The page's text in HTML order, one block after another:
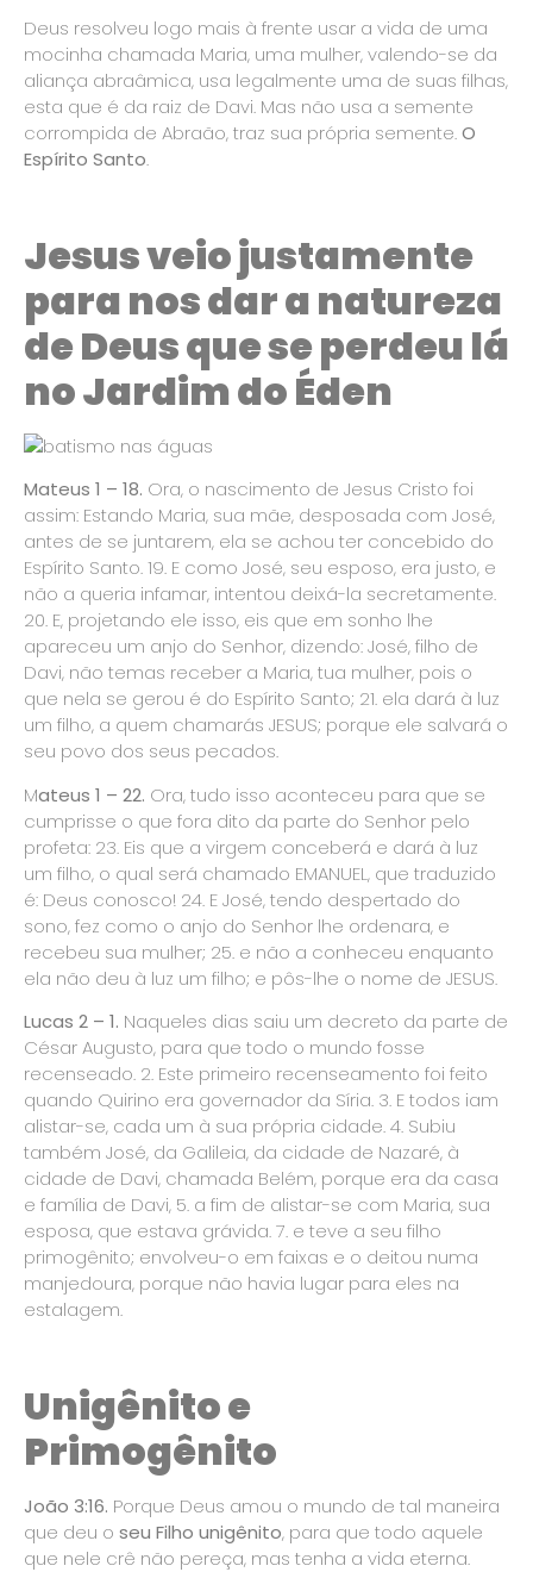
Deus resolveu logo mais à frente usar a vida de uma
mocinha chamada Maria, uma mulher, valendo-se da
aliança abraâmica, usa legalmente uma de suas filhas,
esta que é da raiz de Davi. Mas não usa a semente
corrompida de Abraão, traz sua própria semente.O
Espírito Santo.
Jesus veio justamente
para nos dar a natureza
de Deus que se perdeu lá
no Jardim do Éden
Mateus 1 – 18. Ora, o nascimento de Jesus Cristo foi
assim: Estando Maria, sua mãe, desposada com José,
antes de se juntarem, ela se achou ter concebido do
Espírito Santo. 19. E como José, seu esposo, era justo, e
não a queria infamar, intentou deixá-la secretamente.
20. E, projetando ele isso, eis que em sonho lhe
apareceu um anjo do Senhor, dizendo: José, filho de
Davi, não temas receber a Maria, tua mulher, pois o
que nela se gerou é do Espírito Santo; 21. ela dará à luz
um filho, a quem chamarás JESUS; porque ele salvará o
seu povo dos seus pecados.
Mateus 1 – 22. Ora, tudo isso aconteceu para que se
cumprisse o que fora dito da parte do Senhor pelo
profeta: 23. Eis que a virgem conceberá e dará à luz
um filho, o qual será chamado EMANUEL, que traduzido
é: Deus conosco! 24. E José, tendo despertado do
sono, fez como o anjo do Senhor lhe ordenara, e
recebeu sua mulher; 25. e não a conheceu enquanto
ela não deu à luz um filho; e pôs-lhe o nome de JESUS.
Lucas 2 – 1. Naqueles dias saiu um decreto da parte de
César Augusto, para que todo o mundo fosse
recenseado. 2. Este primeiro recenseamento foi feito
quando Quirino era governador da Síria. 3. E todos iam
alistar-se, cada um à sua própria cidade. 4. Subiu
também José, da Galileia, da cidade de Nazaré, à
cidade de Davi, chamada Belém, porque era da casa
e família de Davi, 5. a fim de alistar-se com Maria, sua
esposa, que estava grávida. 7. e teve a seu filho
primogênito; envolveu-o em faixas e o deitou numa
manjedoura, porque não havia lugar para eles na
estalagem.
Unigênito e
Primogênito
João 3:16. Porque Deus amou o mundo de tal maneira
que deu o seu Filho unigênito, para que todo aquele
que nele crê não pereça, mas tenha a vida eterna.